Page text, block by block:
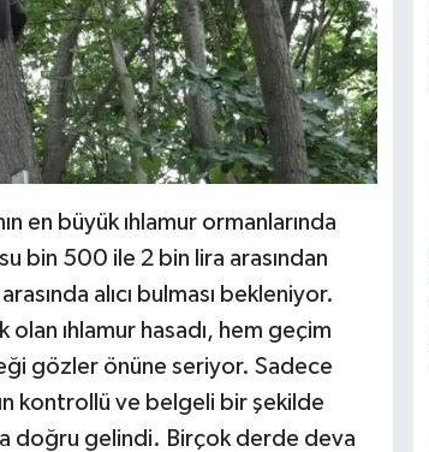
en büyük ıhlamur ormanlarında
bin 500 ile 2 bin lira arasından
alıcı bulması bekleniyor.
olan ıhlamur hasadı, hem geçim
gözler önüne seriyor. Sadece
kontrollü ve belgeli bir şekilde
doğru gelindi. Birçok derde deva